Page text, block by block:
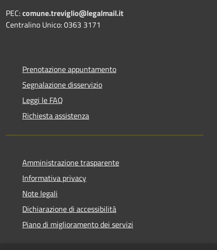
PEC:comune.treviglio@legalmail.it
Centralino Unico: 0363 3171
Prenotazione appuntamento
Segnalazione disservizio
Leggi le FAQ
Richiesta assistenza
Amministrazione trasparente
Informativa privacy
Note legali
Dichiarazione di accessibilità
Piano di miglioramento dei servizi